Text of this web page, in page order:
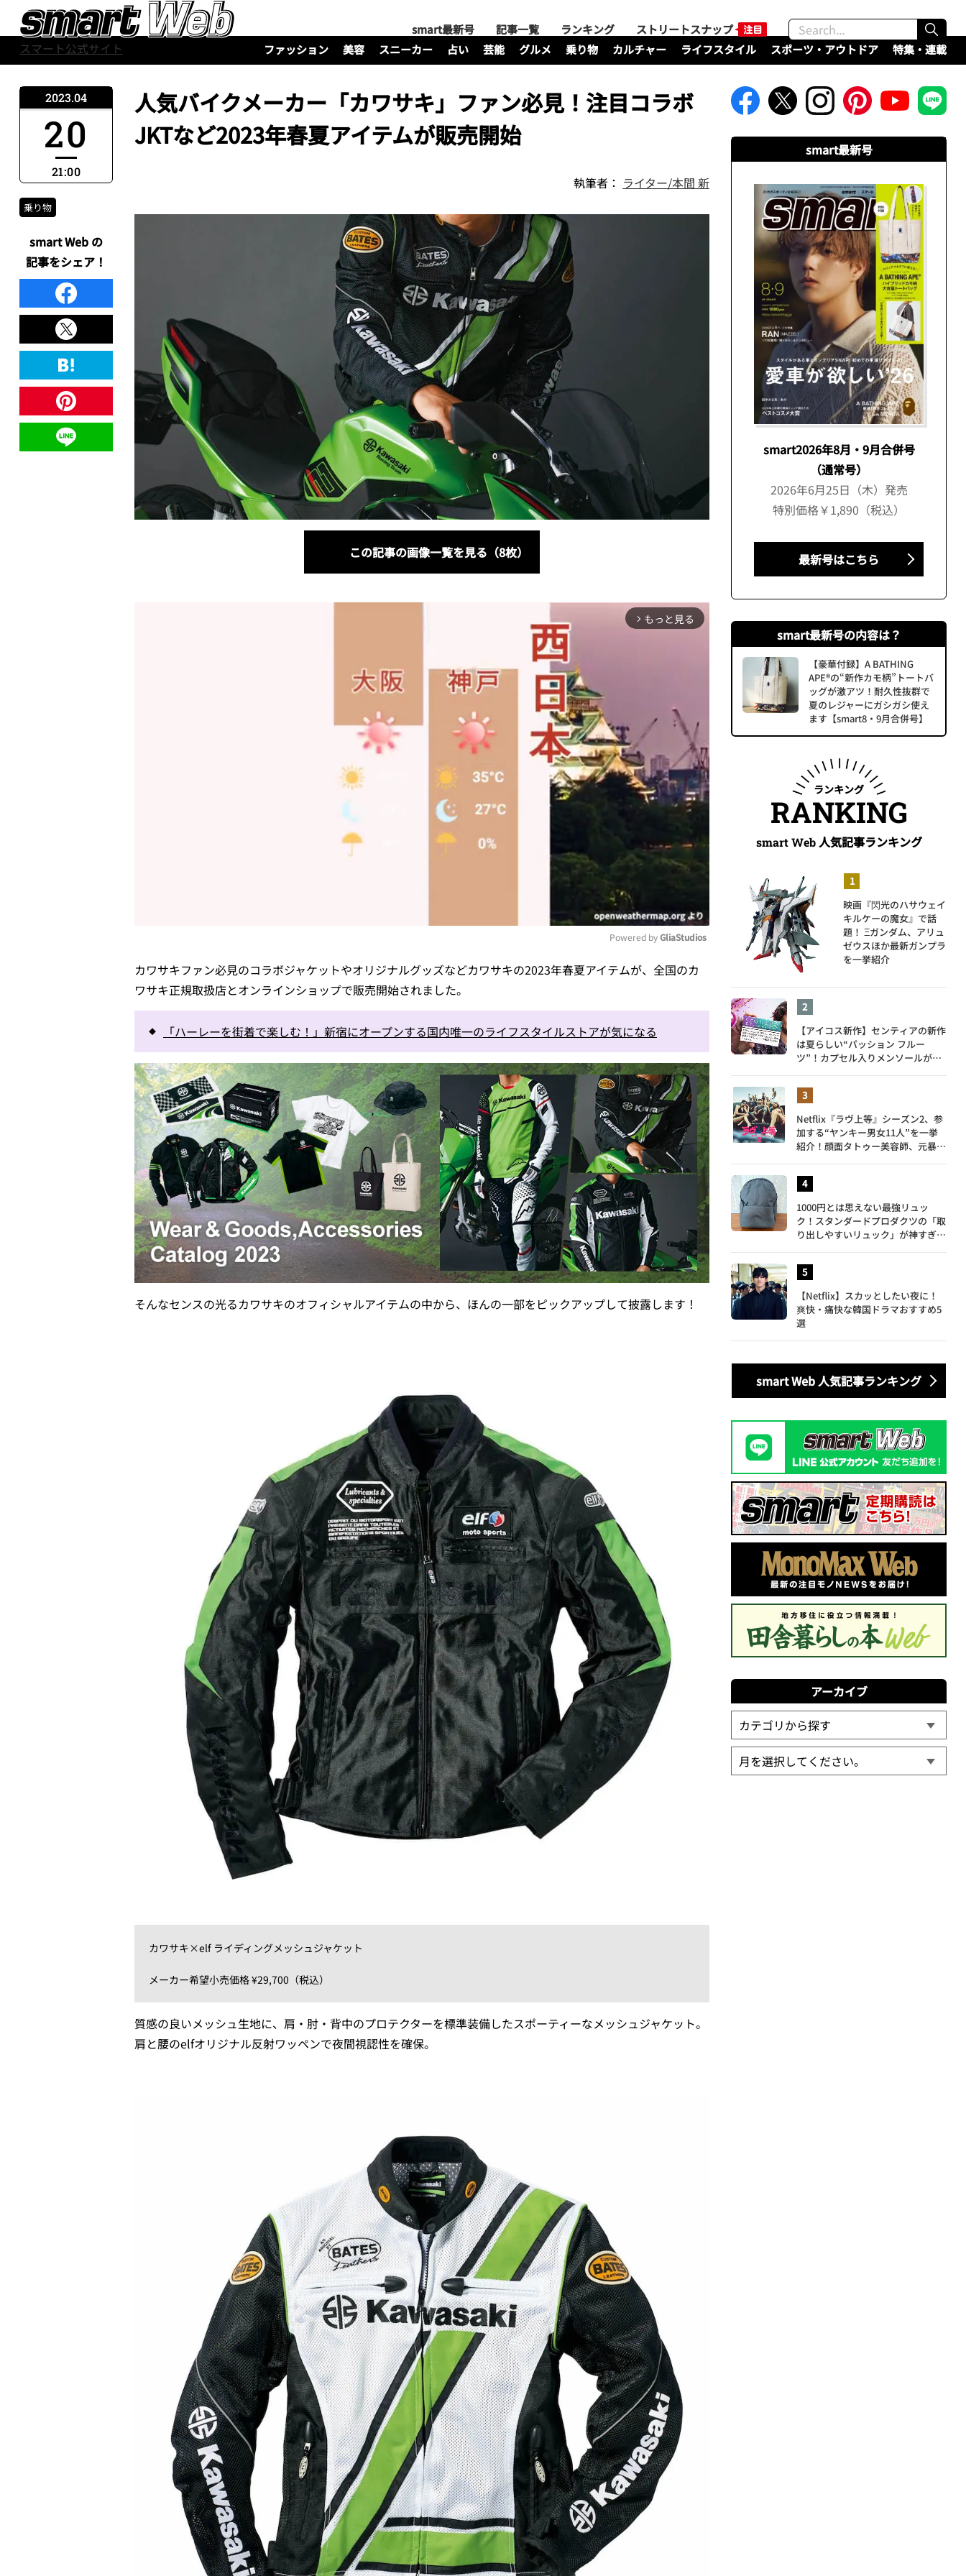
スマート公式サイト
smart最新号 記事一覧 ランキング
ストリートスナップ
ファッション
美容 スニーカー 占い 芸能 グルメ 乗り物 カルチャー ライフスタイル スポーツ・アウトドア 特集・連載
人気バイクメーカー「カワサキ」ファン必見！注目コラボ
JKTなど2023年春夏アイテムが販売開始
執筆者： ライター/本間 新
この記事の画像一覧を見る（8枚）
arrow_forward_ios もっと見る
Mute
Powered by GliaStudios
カワサキファン必見のコラボジャケットやオリジナルグッズなどカワサキの2023年春夏アイテムが、全国のカ
ワサキ正規取扱店とオンラインショップで販売開始されました。
「ハーレーを街着で楽しむ！」新宿にオープンする国内唯一のライフスタイルストアが気になる
そんなセンスの光るカワサキのオフィシャルアイテムの中から、ほんの一部をピックアップして披露します！
カワサキ×elf ライディングメッシュジャケット
メーカー希望小売価格 ¥29,700（税込）
質感の良いメッシュ生地に、肩・肘・背中のプロテクターを標準装備したスポーティーなメッシュジャケット。
肩と腰のelfオリジナル反射ワッペンで夜間視認性を確保。
2023.04
20
21:00
乗り物
smart Web の
記事をシェア！
smart最新号
smart2026年8月・9月合併号
（通常号）
2026年6月25日（木）発売
特別価格￥1,890（税込）
最新号はこちら
smart最新号の内容は？
【豪華付録】A BATHING
APE®の“新作カモ柄”トートバ
ッグが激アツ！耐久性抜群で
夏のレジャーにガシガシ使え
ます【smart8・9月合併号】
ランキング
RANKING
smart Web人気記事ランキング
映画『閃光のハサウェイ
キルケーの魔女』で話
題！ Ξガンダム、アリュ
ゼウスほか最新ガンプラ
を一挙紹介
【アイコス新作】センティアの新作
は夏らしい“パッション フルー
ツ”！カプセル入りメンソールが仲
Netflix『ラヴ上等』シーズン2、参
加する“ヤンキー男女11人”を一挙
紹介！顔面タトゥー美容師、元暴走
1000円とは思えない最強リュッ
ク！スタンダードプロダクツの「取
り出しやすいリュック」が神すぎ
【Netflix】スカッとしたい夜に！
爽快・痛快な韓国ドラマおすすめ5
選
smart Web 人気記事ランキング
アーカイブ